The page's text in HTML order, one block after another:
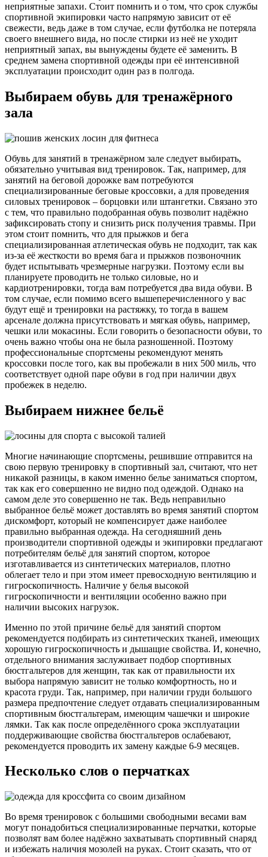
неприятные запахи. Стоит помнить и о том, что срок службы
спортивной экипировки часто напрямую зависит от её
свежести, ведь даже в том случае, если футболка не потеряла
своего внешнего вида, но после стирки из неё не уходит
неприятный запах, вы вынуждены будете её заменить. В
среднем замена спортивной одежды при её интенсивной
эксплуатации происходит один раз в полгода.
Выбираем обувь для тренажёрного
зала
Обувь для занятий в тренажёрном зале следует выбирать,
обязательно учитывая вид тренировок. Так, например, для
занятий на беговой дорожке вам потребуются
специализированные беговые кроссовки, а для проведения
силовых тренировок – борцовки или штангетки. Связано это
с тем, что правильно подобранная обувь позволит надёжно
зафиксировать стопу и снизить риск получения травмы. При
этом стоит помнить, что для прыжков и бега
специализированная атлетическая обувь не подходит, так как
из-за её жесткости во время бага и прыжков позвоночник
будет испытывать чрезмерные нагрузки. Поэтому если вы
планируете проводить не только силовые, но и
кардиотренировки, тогда вам потребуется два вида обуви. В
том случае, если помимо всего вышеперечисленного у вас
будут ещё и тренировки на растяжку, то тогда в вашем
арсенале должна присутствовать и мягкая обувь, например,
чешки или мокасины. Если говорить о безопасности обуви, то
очень важно чтобы она не была разношенной. Поэтому
профессиональные спортсмены рекомендуют менять
кроссовки после того, как вы пробежали в них 500 миль, что
соответствует одной паре обуви в год при наличии двух
пробежек в неделю.
Выбираем нижнее бельё
Многие начинающие спортсмены, решившие отправится на
свою первую тренировку в спортивный зал, считают, что нет
никакой разницы, в каком именно белье заниматься спортом,
так как его совершенно не видно под одеждой. Однако на
самом деле это совершенно не так. Ведь неправильно
выбранное бельё может доставлять во время занятий спортом
дискомфорт, который не компенсирует даже наиболее
правильно выбранная одежда. На сегодняшний день
производители спортивной одежды и экипировки предлагают
потребителям бельё для занятий спортом, которое
изготавливается из синтетических материалов, плотно
облегает тело и при этом имеет превосходную вентиляцию и
гигроскопичность. Наличие у белья высокой
гигроскопичности и вентиляции особенно важно при
наличии высоких нагрузок.
Именно по этой причине бельё для занятий спортом
рекомендуется подбирать из синтетических тканей, имеющих
хорошую гигроскопичность и дышащие свойства. И, конечно,
отдельного внимания заслуживает подбор спортивных
бюстгальтеров для женщин, так как от правильности их
выбора напрямую зависит не только комфортность, но и
красота груди. Так, например, при наличии груди большого
размера предпочтение следует отдавать специализированным
спортивным бюстгальтерам, имеющим чашечки и широкие
лямки. Так как после определённого срока эксплуатации
поддерживающие свойства бюстгальтеров ослабевают,
рекомендуется проводить их замену каждые 6-9 месяцев.
Несколько слов о перчатках
Во время тренировок с большими свободными весами вам
могут понадобиться специализированные перчатки, которые
позволят вам более надёжно захватывать спортивный снаряд
и избежать наличия мозолей на руках. Стоит сказать, что от